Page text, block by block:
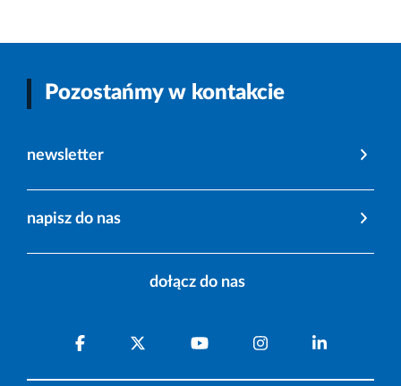
Pozostańmy w kontakcie
newsletter
napisz do nas
dołącz do nas